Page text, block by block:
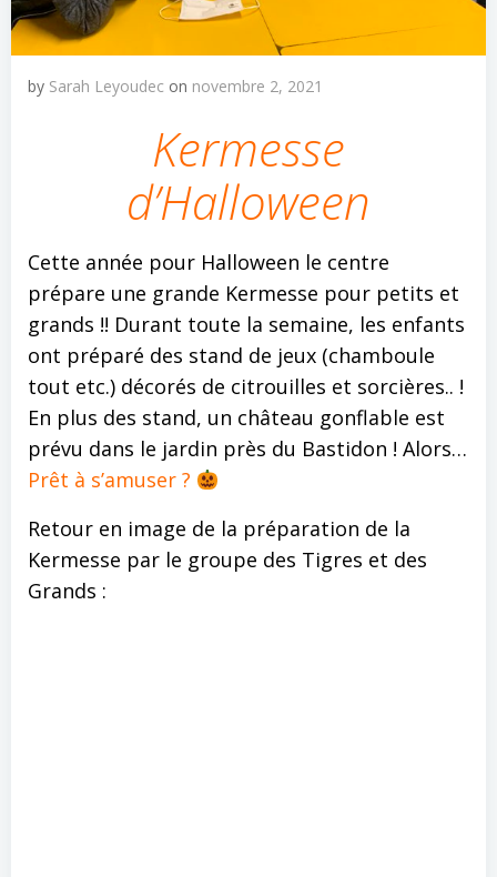
by Sarah Leyoudec on novembre 2, 2021
Kermesse
d’Halloween
Cette année pour Halloween le centre
prépare une grande Kermesse pour petits et
grands !! Durant toute la semaine, les enfants
ont préparé des stand de jeux (chamboule
tout etc.) décorés de citrouilles et sorcières.. !
En plus des stand, un château gonflable est
prévu dans le jardin près du Bastidon ! Alors…
Prêt à s’amuser ?
Retour en image de la préparation de la
Kermesse par le groupe des Tigres et des
Grands :